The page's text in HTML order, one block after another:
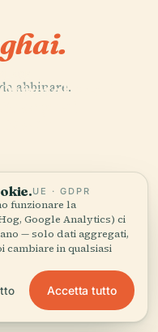
abbinare.
Oriental Pearl
PLACE
4.0) | Foto di zhang
Unsplash) | Foto
Pexels) | Antigng
UE · GDPR
funzionare la
Google Analytics) ci
— solo dati aggregati,
cambiare in qualsiasi
Accetta tutto